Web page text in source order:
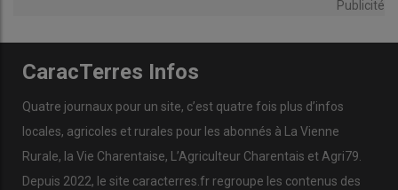
Publicité
CaracTerres Infos
Quatre journaux pour un site, c’est quatre fois plus d’infos
locales, agricoles et rurales pour les abonnés à La Vienne
Rurale, la Vie Charentaise, L’Agriculteur Charentais et Agri79.
Depuis 2022, le site caracterres.fr regroupe les contenus des